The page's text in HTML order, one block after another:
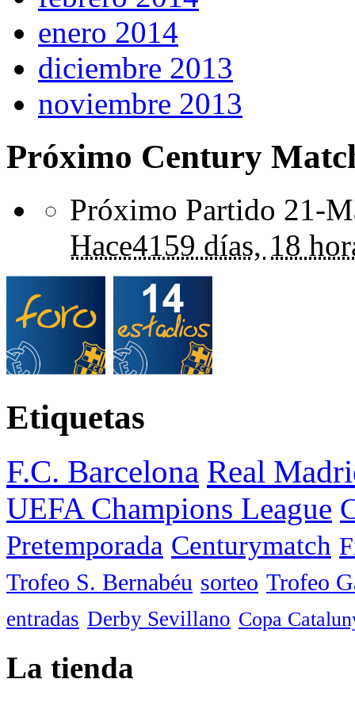
enero 2014
diciembre 2013
noviembre 2013
Próximo Century
Próximo Partido 21-
Hace4159 días, 18
Etiquetas
F.C. Barcelona Real
UEFA Champions League
Pretemporada Centurymatch
Trofeo S. Bernabéu sorteo Trofeo
entradas Derby Sevillano Copa
La tienda